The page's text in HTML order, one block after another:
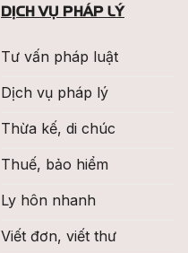
DỊCH VỤ PHÁP LÝ
Tư vấn pháp luật
Dịch vụ pháp lý
Thừa kế, di chúc
Thuế, bảo hiểm
Ly hôn nhanh
Viết đơn, viết thư